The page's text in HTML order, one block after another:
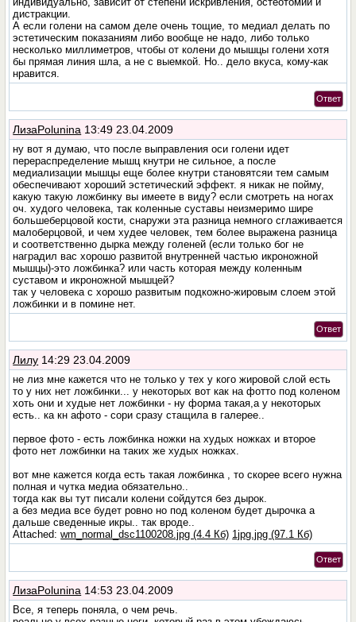
дистракции.
А если голени на самом деле очень тощие, то медиал делать по
эстетическим показаниям либо вообще не надо, либо только
несколько миллиметров, чтобы от колени до мышцы голени хотя
бы прямая линия шла, а не с выемкой. Но.. дело вкуса, кому-как
нравится.
Ответ
ЛизаPolunina 13:49 23.04.2009
ну вот я думаю, что после выправления оси голени идет
перераспределение мышц кнутри не сильное, а после
медиализации мышцы еще более кнутри становятсяи тем самым
обеспечивают хороший эстетический эффект. я никак не пойму,
какую такую ложбинку вы имеете в виду? если смотреть на ногах
оч. худого человека, так коленные суставы неизмеримо шире
большеберцовой кости, снаружи эта разница немного сглаживается
малоберцовой, и чем худее человек, тем более выражена разница
и соответственно дырка между голеней (если только бог не
наградил вас хорошо развитой внутренней частью икроножной
мышцы)-это ложбинка? или часть которая между коленным
суставом и икроножной мышцей?
так у человека с хорошо развитым подкожно-жировым слоем этой
ложбинки и в помине нет.
Ответ
Лилу 14:29 23.04.2009
не лиз мне кажется что не только у тех у кого жировой слой есть
то у них нет ложбинки... у некоторых вот как на фотто под коленом
хоть они и худые нет ложбинки - ну форма такая,а у некоторых
есть.. ка кн афото - сори сразу стащила в галерее..
первое фото - есть ложбинка ножки на худых ножках и второе
фото нет ложбинки на таких же худых ножках.
вот мне кажется когда есть такая ложбинка , то скорее всего нужна
полная и чутка медиа обязательно..
тогда как вы тут писали колени сойдутся без дырок.
а без медиа все будет ровно но под коленом будет дырочка а
дальше сведенные икры.. так вроде..
Attached:wm_normal_dsc1100208.jpg (4.4 Кб) 1jpg.jpg (97.1 Кб)
Ответ
ЛизаPolunina 14:53 23.04.2009
Все, я теперь поняла, о чем речь.